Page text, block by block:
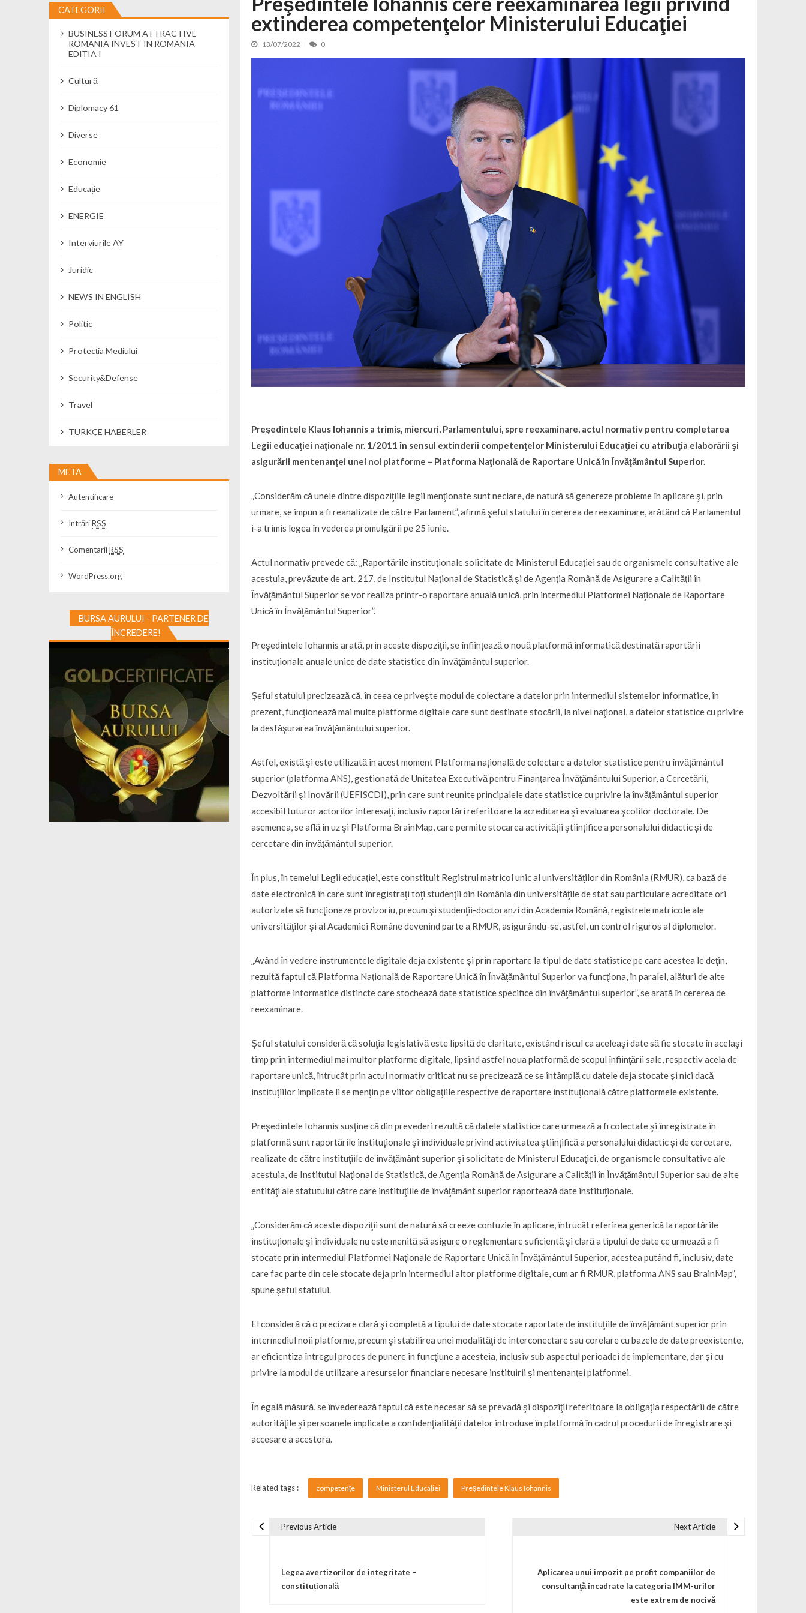
Cseke Attila: Am creat, până în prezent, peste 5.000 de noi locuri în creșe... 15/07/2026
Încă o creșă modernă pentru Alba: 40 de locuri noi la Zlatna prin Programul... 15/07/2026
15/07/2026
Ministerul Apărării Naționale participă la efortul național pentru protejar... 04/08/2026
Dobânzi de pânã la 7,50% la ediția FIDELIS din luna august
MMAP pune în consultare publică proiectul Catalogului național al zonelor pri... 04/08/2026
extinderea competenţelor Ministerului Educaţiei
13/07/2022 0
Preşedintele Klaus Iohannis a trimis, miercuri, Parlamentului, spre reexaminare, actul normativ pentru completarea
Legii educaţiei naţionale nr. 1/2011 în sensul extinderii competenţelor Ministerului Educaţiei cu atribuţia elaborării şi
asigurării mentenanţei unei noi platforme – Platforma Naţională de Raportare Unică în Învăţământul Superior.
„Considerăm că unele dintre dispoziţiile legii menţionate sunt neclare, de natură să genereze probleme în aplicare şi, prin
urmare, se impun a fi reanalizate de către Parlament”, afirmă şeful statului în cererea de reexaminare, arătând că Parlamentul
i-a trimis legea în vederea promulgării pe 25 iunie.
Actul normativ prevede că: „Raportările instituţionale solicitate de Ministerul Educaţiei sau de organismele consultative ale
acestuia, prevăzute de art. 217, de Institutul Naţional de Statistică şi de Agenţia Română de Asigurare a Calităţii în
Învăţământul Superior se vor realiza printr-o raportare anuală unică, prin intermediul Platformei Naţionale de Raportare
Unică în Învăţământul Superior”.
Preşedintele Iohannis arată, prin aceste dispoziţii, se înfiinţează o nouă platformă informatică destinată raportării
instituţionale anuale unice de date statistice din învăţământul superior.
Şeful statului precizează că, în ceea ce priveşte modul de colectare a datelor prin intermediul sistemelor informatice, în
prezent, funcţionează mai multe platforme digitale care sunt destinate stocării, la nivel naţional, a datelor statistice cu privire
la desfăşurarea învăţământului superior.
Astfel, există şi este utilizată în acest moment Platforma naţională de colectare a datelor statistice pentru învăţământul
superior (platforma ANS), gestionată de Unitatea Executivă pentru Finanţarea Învăţământului Superior, a Cercetării,
Dezvoltării şi Inovării (UEFISCDI), prin care sunt reunite principalele date statistice cu privire la învăţământul superior
accesibil tuturor actorilor interesaţi, inclusiv raportări referitoare la acreditarea şi evaluarea şcolilor doctorale. De
asemenea, se află în uz şi Platforma BrainMap, care permite stocarea activităţii ştiinţifice a personalului didactic şi de
cercetare din învăţământul superior.
În plus, în temeiul Legii educaţiei, este constituit Registrul matricol unic al universităţilor din România (RMUR), ca bază de
date electronică în care sunt înregistraţi toţi studenţii din România din universităţile de stat sau particulare acreditate ori
autorizate să funcţioneze provizoriu, precum şi studenţii-doctoranzi din Academia Română, registrele matricole ale
universităţilor şi al Academiei Române devenind parte a RMUR, asigurându-se, astfel, un control riguros al diplomelor.
„Având în vedere instrumentele digitale deja existente şi prin raportare la tipul de date statistice pe care acestea le deţin,
rezultă faptul că Platforma Naţională de Raportare Unică în Învăţământul Superior va funcţiona, în paralel, alături de alte
platforme informatice distincte care stochează date statistice specifice din învăţământul superior”, se arată în cererea de
reexaminare.
Şeful statului consideră că soluţia legislativă este lipsită de claritate, existând riscul ca aceleaşi date să fie stocate în acelaşi
timp prin intermediul mai multor platforme digitale, lipsind astfel noua platformă de scopul înfiinţării sale, respectiv acela de
raportare unică, întrucât prin actul normativ criticat nu se precizează ce se întâmplă cu datele deja stocate şi nici dacă
instituţiilor implicate li se menţin pe viitor obligaţiile respective de raportare instituţională către platformele existente.
Preşedintele Iohannis susţine că din prevederi rezultă că datele statistice care urmează a fi colectate şi înregistrate în
platformă sunt raportările instituţionale şi individuale privind activitatea ştiinţifică a personalului didactic şi de cercetare,
realizate de către instituţiile de învăţământ superior şi solicitate de Ministerul Educaţiei, de organismele consultative ale
acestuia, de Institutul Naţional de Statistică, de Agenţia Română de Asigurare a Calităţii în Învăţământul Superior sau de alte
entităţi ale statutului către care instituţiile de învăţământ superior raportează date instituţionale.
„Considerăm că aceste dispoziţii sunt de natură să creeze confuzie în aplicare, întrucât referirea generică la raportările
instituţionale şi individuale nu este menită să asigure o reglementare suficientă şi clară a tipului de date ce urmează a fi
stocate prin intermediul Platformei Naţionale de Raportare Unică în Învăţământul Superior, acestea putând fi, inclusiv, date
care fac parte din cele stocate deja prin intermediul altor platforme digitale, cum ar fi RMUR, platforma ANS sau BrainMap”,
spune şeful statului.
El consideră că o precizare clară şi completă a tipului de date stocate raportate de instituţiile de învăţământ superior prin
intermediul noii platforme, precum şi stabilirea unei modalităţi de interconectare sau corelare cu bazele de date preexistente,
ar eficientiza întregul proces de punere în funcţiune a acesteia, inclusiv sub aspectul perioadei de implementare, dar şi cu
privire la modul de utilizare a resurselor financiare necesare instituirii şi mentenanţei platformei.
În egală măsură, se învederează faptul că este necesar să se prevadă şi dispoziţii referitoare la obligaţia respectării de către
autorităţile şi persoanele implicate a confidenţialităţii datelor introduse în platformă în cadrul procedurii de înregistrare şi
accesare a acestora.
Related tags : competențe Ministerul Educației Preşedintele Klaus Iohannis
Previous Article
Legea avertizorilor de integritate –
constituțională
Next Article
Aplicarea unui impozit pe profit companiilor de
consultanţă încadrate la categoria IMM-urilor
este extrem de nocivă
CATEGORII
BUSINESS FORUM ATTRACTIVE
ROMANIA INVEST IN ROMANIA
EDIȚIA I
Cultură
Diplomacy 61
Diverse
Economie
Educație
ENERGIE
Interviurile AY
Juridic
NEWS IN ENGLISH
Politic
Protecția Mediului
Security&Defense
Travel
TÜRKÇE HABERLER
META
Autentificare
IntrăriRSS
ComentariiRSS
WordPress.org
BURSA AURULUI - PARTENER DE
ÎNCREDERE!